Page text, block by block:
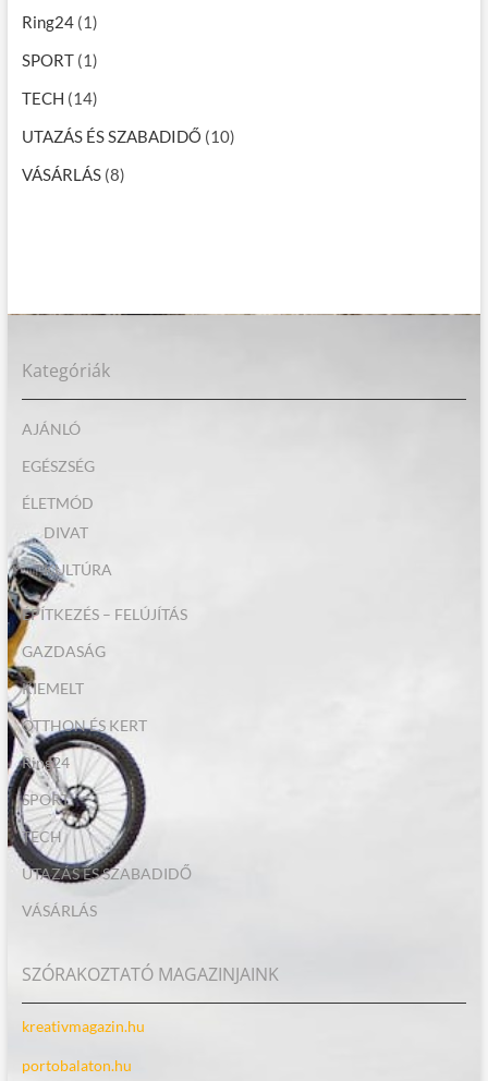
Ring24(1)
SPORT(1)
TECH (14)
UTAZÁS ÉS SZABADIDŐ (10)
VÁSÁRLÁS(8)
Kategóriák
AJÁNLÓ
EGÉSZSÉG
ÉLETMÓD
DIVAT
KULTÚRA
ÉPÍTKEZÉS – FELÚJÍTÁS
GAZDASÁG
KIEMELT
OTTHON ÉS KERT
Ring24
SPORT
TECH
UTAZÁS ÉS SZABADIDŐ
VÁSÁRLÁS
SZÓRAKOZTATÓ MAGAZINJAINK
kreativmagazin.hu
portobalaton.hu